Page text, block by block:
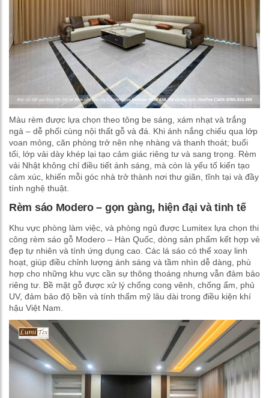
Màu rèm được lựa chọn theo tông be sáng, xám nhạt và trắng
ngà – dễ phối cùng nội thất gỗ và đá. Khi ánh nắng chiếu qua lớp
voan mỏng, căn phòng trở nên nhẹ nhàng và thanh thoát; buổi
tối, lớp vải dày khép lại tạo cảm giác riêng tư và sang trọng. Rèm
vải Nhật không chỉ điều tiết ánh sáng, mà còn là yếu tố kiến tạo
cảm xúc, khiến mỗi góc nhà trở thành nơi thư giãn, tĩnh tại và đầy
tính nghệ thuật.
Rèm sáo Modero – gọn gàng, hiện đại và tinh tế
Khu vực phòng làm việc, và phòng ngủ được Lumitex lựa chọn thi
công rèm sáo gỗ Modero – Hàn Quốc, dòng sản phẩm kết hợp vẻ
đẹp tự nhiên và tính ứng dụng cao. Các lá sáo có thể xoay linh
hoạt, giúp điều chỉnh lượng ánh sáng và tầm nhìn dễ dàng, phù
hợp cho những khu vực cần sự thông thoáng nhưng vẫn đảm bảo
riêng tư. Bề mặt gỗ được xử lý chống cong vênh, chống ẩm, phủ
UV, đảm bảo độ bền và tính thẩm mỹ lâu dài trong điều kiện khí
hậu Việt Nam.